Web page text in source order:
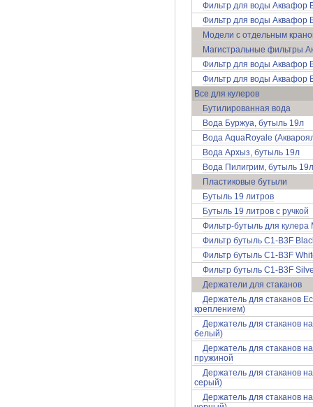
Фильтр для воды Аквафор
Фильтр для воды Аквафор
Модели с отдельным
Магистральные фильтры
Фильтр для воды Аквафор
Фильтр для воды Аквафор
Все для кулеров
Бутилированная вода
Вода Буржуа, бутыль 19л
Вода AquaRoyale
Вода Архыз, бутыль 19л
Вода Пилигрим, бутыль 19л
Пластиковые бутыли
Бутыль 19 литров
Бутыль 19 литров с ручкой
Фильтр-бутыль для кулера
Фильтр бутыль C1-B3F
Фильтр бутыль C1-B3F
Фильтр бутыль C1-B3F
Держатели для стаканов
Держатель для стаканов
креплением)
Держатель для стаканов
белый)
Держатель для стаканов
пружиной
Держатель для стаканов
серый)
Держатель для стаканов